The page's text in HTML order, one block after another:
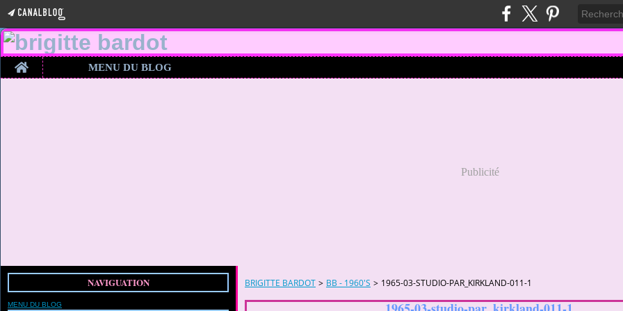
Home MENU DU BLOG
Publicité
NAVIGUATION
MENU DU BLOG
BRIGITTE BARDOT > BB - 1960'S > 1965-03-STUDIO-PAR_KIRKLAND-011-1